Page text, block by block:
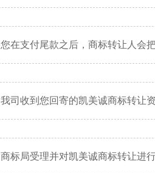
您在支付尾款之后，商标转让人会
我司收到您回寄的凯美诚商标转让
商标局受理并对凯美诚商标转让进